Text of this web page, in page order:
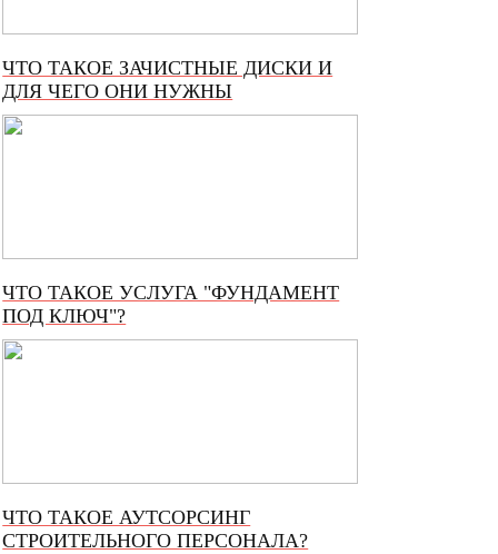
ЧТО ТАКОЕ ЗАЧИСТНЫЕ ДИСКИ И
ДЛЯ ЧЕГО ОНИ НУЖНЫ
ЧТО ТАКОЕ УСЛУГА "ФУНДАМЕНТ
ПОД КЛЮЧ"?
ЧТО ТАКОЕ АУТСОРСИНГ
СТРОИТЕЛЬНОГО ПЕРСОНАЛА?